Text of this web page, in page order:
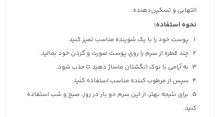
التهابی و تسکین‌دهنده.
نحوه استفاده:
پوست خود را با یک شوینده مناسب تمیز کنید.
چند قطره از سرم را روی پوست صورت و گردن خود بمالید.
به آرامی با نوک انگشتان ماساژ دهید تا جذب شود.
سپس از مرطوب کننده مناسب استفاده کنید.
برای نتیجه بهتر، از این سرم دو بار در روز، صبح و شب استفاده
کنید.